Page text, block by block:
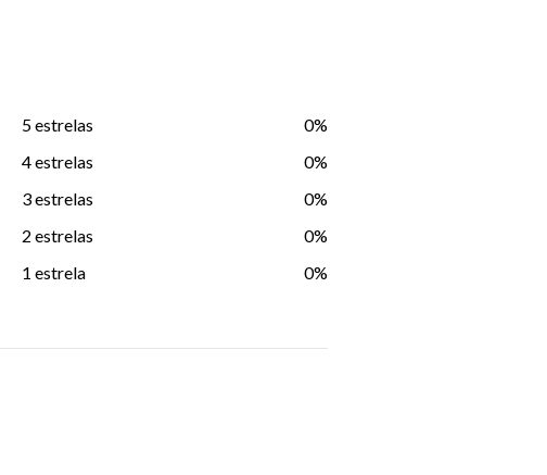
5 estrelas
0%
4 estrelas
0%
3 estrelas
0%
2 estrelas
0%
1 estrela
0%